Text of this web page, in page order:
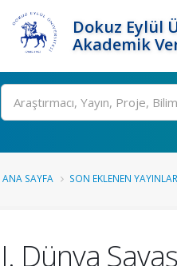
Dokuz Eylül
Akademik
Ara
ANA SAYFA SON EKLENEN YAYINLAR
I. Dünya